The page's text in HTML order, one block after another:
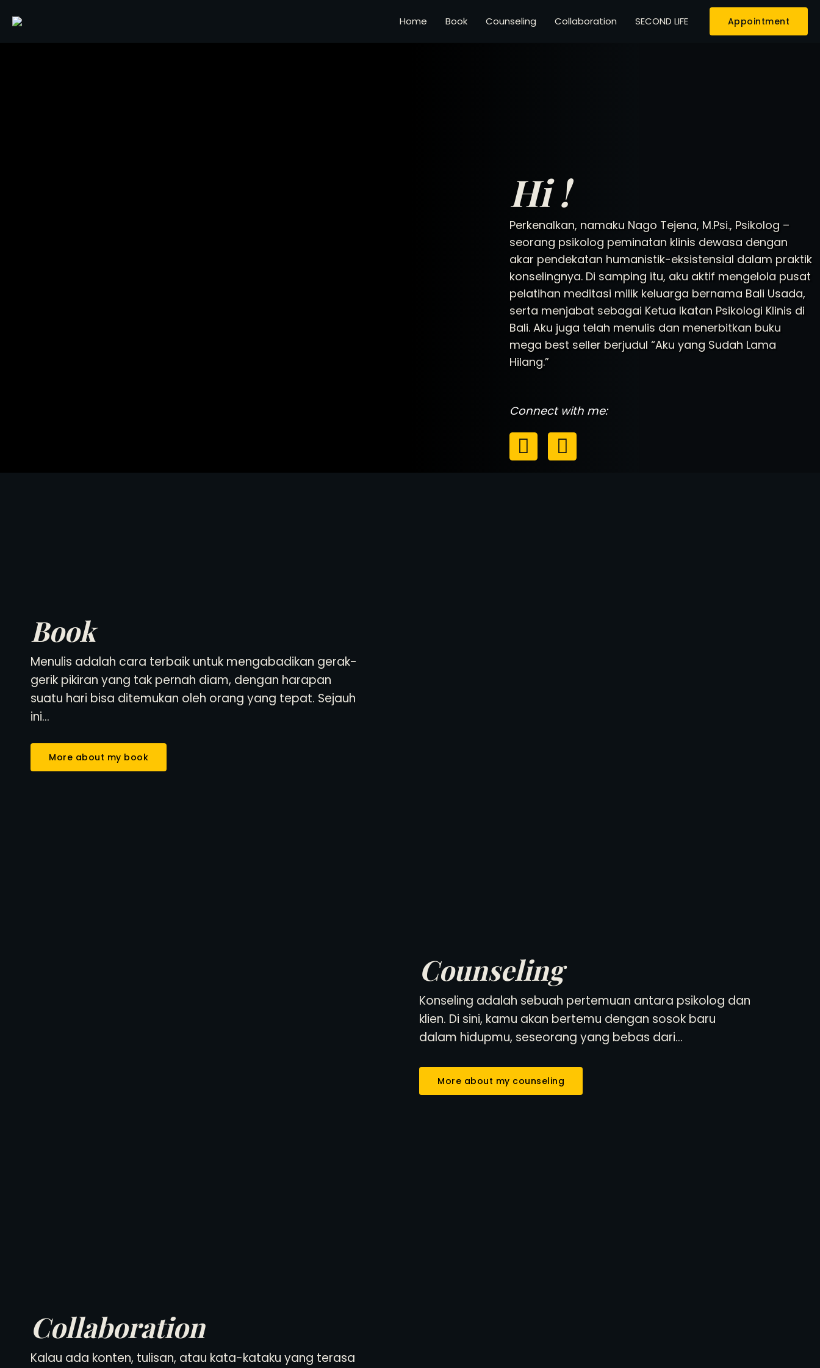
Home Book Counseling Collaboration SECOND LIFE Appointment
Hi !
Perkenalkan, namaku Nago Tejena, M.Psi., Psikolog –
seorang psikolog peminatan klinis dewasa dengan
akar pendekatan humanistik-eksistensial dalam praktik
konselingnya. Di samping itu, aku aktif mengelola pusat
pelatihan meditasi milik keluarga bernama Bali Usada,
serta menjabat sebagai Ketua Ikatan Psikologi Klinis di
Bali. Aku juga telah menulis dan menerbitkan buku
mega best seller berjudul “Aku yang Sudah Lama
Hilang.”
Connect with me:
Book
Menulis adalah cara terbaik untuk mengabadikan gerak-
gerik pikiran yang tak pernah diam, dengan harapan
suatu hari bisa ditemukan oleh orang yang tepat. Sejauh
ini…
More about my book
Counseling
Konseling adalah sebuah pertemuan antara psikolog dan
klien. Di sini, kamu akan bertemu dengan sosok baru
dalam hidupmu, seseorang yang bebas dari…
More about my counseling
Collaboration
Kalau ada konten, tulisan, atau kata-kataku yang terasa